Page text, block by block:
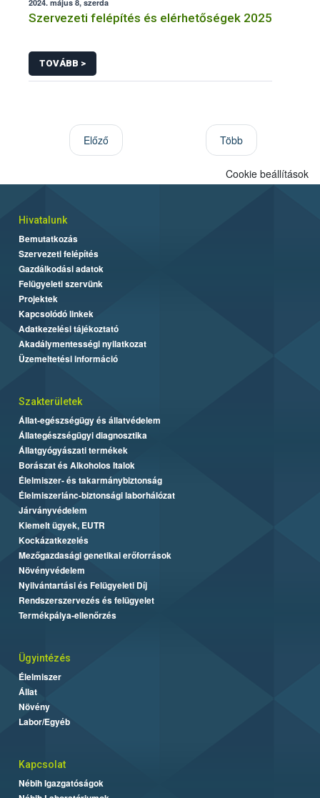
2024. május 8, szerda
Szervezeti felépítés és elérhetőségek 2025
TOVÁBB >
Előző Több
Cookie beállítások
Hivatalunk
Bemutatkozás
Szervezeti felépítés
Gazdálkodási adatok
Felügyeleti szervünk
Projektek
Kapcsolódó linkek
Adatkezelési tájékoztató
Akadálymentességi nyilatkozat
Üzemeltetési információ
Szakterületek
Állat-egészségügy és állatvédelem
Állategészségügyi diagnosztika
Állatgyógyászati termékek
Borászat és Alkoholos Italok
Élelmiszer- és takarmánybiztonság
Élelmiszerlánc-biztonsági laborhálózat
Járványvédelem
Kiemelt ügyek, EUTR
Kockázatkezelés
Mezőgazdasági genetikai erőforrások
Növényvédelem
Nyilvántartási és Felügyeleti Díj
Rendszerszervezés és felügyelet
Termékpálya-ellenőrzés
Ügyintézés
Élelmiszer
Állat
Növény
Labor/Egyéb
Kapcsolat
Nébih Igazgatóságok